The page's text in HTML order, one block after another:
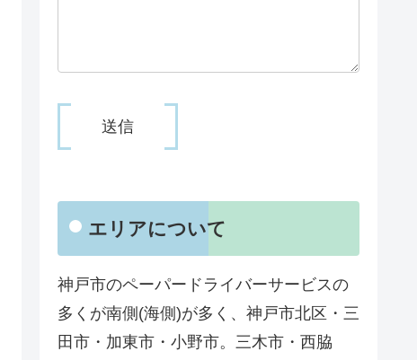
エリアについて
神戸市のペーパードライバーサービスの
多くが南側(海側)が多く、神戸市北区・三
田市・加東市・小野市。三木市・西脇